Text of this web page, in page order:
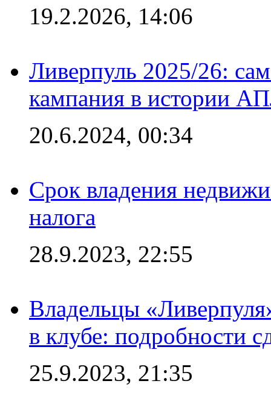
19.2.2026, 14:06
Ливерпуль 2025/26:
кампания в истории
20.6.2024, 00:34
Срок владения
налога
28.9.2023, 22:55
Владельцы
в клубе: подробности
25.9.2023, 21:35